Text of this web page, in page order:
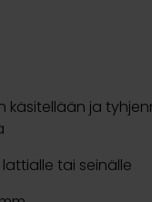
käsitellään ja
tai seinälle